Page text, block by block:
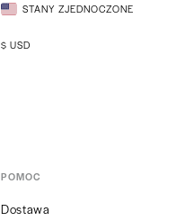
STANY ZJEDNOCZONE
$ USD
POMOC
Dostawa